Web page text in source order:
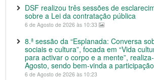
DSF realizou três sessões de
sobre a Lei da contratação pública
6 de Agosto de 2026 às 10:33
8.ª sessão da “Esplanada: Conversa
sociais e cultura”, focada em “Vida
para activar o corpo e a mente”,
Agosto, sendo bem-vinda a
6 de Agosto de 2026 às 10:23